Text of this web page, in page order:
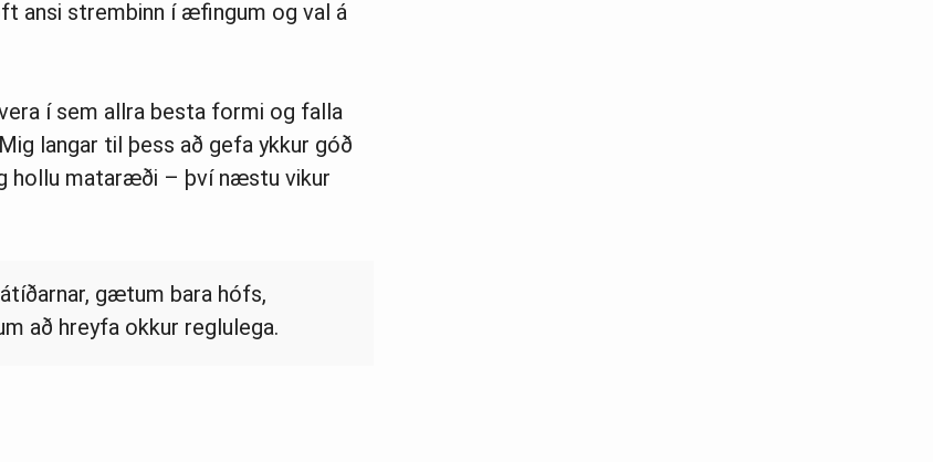
ansi strembinn í æfingum og val á
í sem allra besta formi og falla
langar til þess að gefa ykkur góð
hollu mataræði – því næstu vikur
gætum bara hófs,
að hreyfa okkur reglulega.